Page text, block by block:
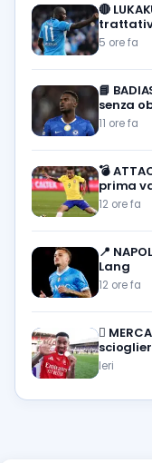
🔴
5 ore fa
📘
senza
11 ore fa
💣
prima
12 ore fa
📍
Lang
12 ore fa
🪎
Ieri